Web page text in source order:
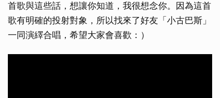
首歌與這些話，想讓你知道，我很想念你。因為這首
歌有明確的投射對象，所以找來了好友「小古巴斯」
一同演繹合唱，希望大家會喜歡：）